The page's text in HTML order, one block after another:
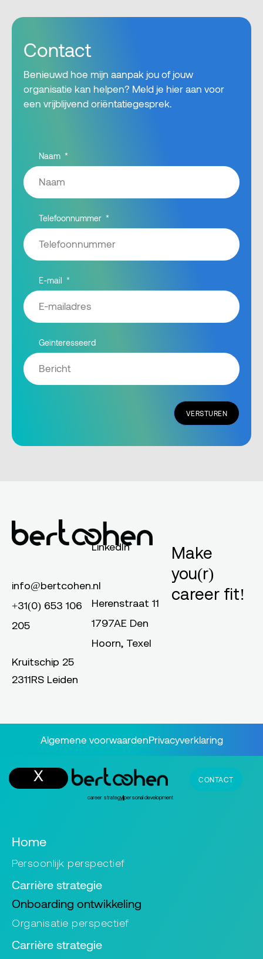
Contact
Benieuwd hoe mijn aanpak jou of jouw
organisatie kan helpen? Meld je hier aan voor
een vrijblijvend oriëntatiegesprek.
Naam
Telefoonnummer
E-mail
Geïnteresseerd
VERSTUREN
info@bertcohen.nl
+31(0) 653 106
205
Kruitschip 25
2311RS Leiden
LinkedIn
Herenstraat 11
1797AE Den
Hoorn, Texel
Make
you(r)
career fit!
Algemene voorwaardenPrivacyverklaring
career strategy personal development
CONTACT
Home
Persoonlijk perspectief
Carrière strategie
Onboarding ontwikkeling
Organisatie perspectief
Carrière strategie